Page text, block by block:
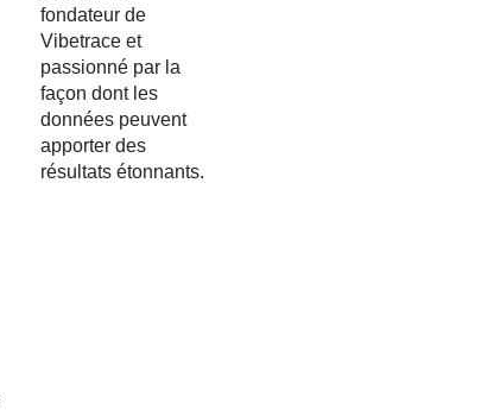
fondateur de
Vibetrace et
passionné par la
façon dont les
données peuvent
apporter des
résultats étonnants.